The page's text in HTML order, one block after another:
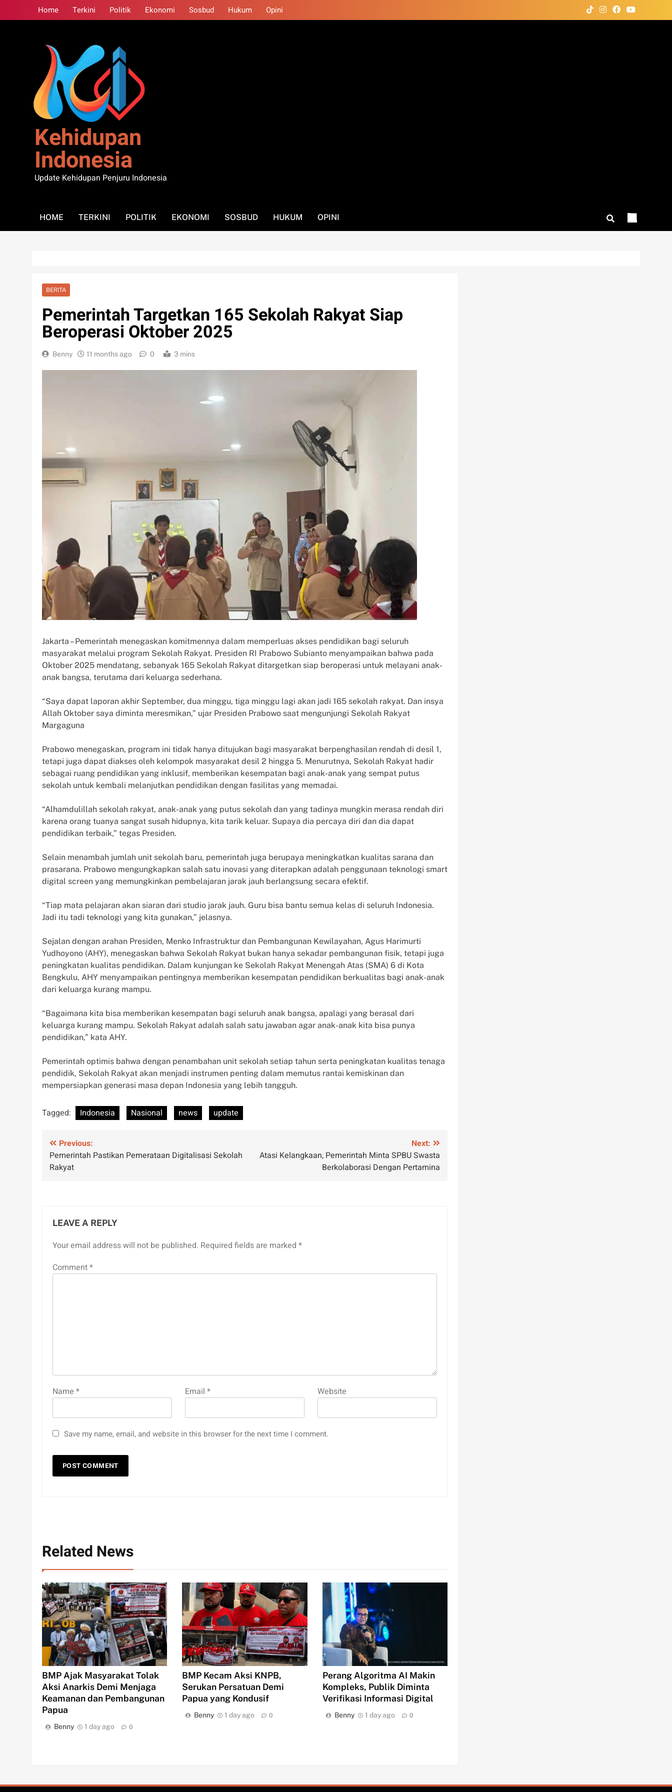
to
Home Terkini Politik Ekonomi Sosbud Hukum Opini
Kehidupan
Indonesia
Update Kehidupan Penjuru Indonesia
HOME TERKINI POLITIK EKONOMI SOSBUD HUKUM OPINI
BERITA
Pemerintah Targetkan 165 Sekolah Rakyat Siap
Beroperasi Oktober 2025
Benny 11 months ago 0 3 mins
Jakarta – Pemerintah menegaskan komitmennya dalam memperluas akses pendidikan bagi seluruh
masyarakat melalui program Sekolah Rakyat. Presiden RI Prabowo Subianto menyampaikan bahwa pada
Oktober 2025 mendatang, sebanyak 165 Sekolah Rakyat ditargetkan siap beroperasi untuk melayani anak-
anak bangsa, terutama dari keluarga sederhana.
“Saya dapat laporan akhir September, dua minggu, tiga minggu lagi akan jadi 165 sekolah rakyat. Dan insya
Allah Oktober saya diminta meresmikan,” ujar Presiden Prabowo saat mengunjungi Sekolah Rakyat
Margaguna
Prabowo menegaskan, program ini tidak hanya ditujukan bagi masyarakat berpenghasilan rendah di desil 1,
tetapi juga dapat diakses oleh kelompok masyarakat desil 2 hingga 5. Menurutnya, Sekolah Rakyat hadir
sebagai ruang pendidikan yang inklusif, memberikan kesempatan bagi anak-anak yang sempat putus
sekolah untuk kembali melanjutkan pendidikan dengan fasilitas yang memadai.
“Alhamdulillah sekolah rakyat, anak-anak yang putus sekolah dan yang tadinya mungkin merasa rendah diri
karena orang tuanya sangat susah hidupnya, kita tarik keluar. Supaya dia percaya diri dan dia dapat
pendidikan terbaik,” tegas Presiden.
Selain menambah jumlah unit sekolah baru, pemerintah juga berupaya meningkatkan kualitas sarana dan
prasarana. Prabowo mengungkapkan salah satu inovasi yang diterapkan adalah penggunaan teknologi smart
digital screen yang memungkinkan pembelajaran jarak jauh berlangsung secara efektif.
“Tiap mata pelajaran akan siaran dari studio jarak jauh. Guru bisa bantu semua kelas di seluruh Indonesia.
Jadi itu tadi teknologi yang kita gunakan,” jelasnya.
Sejalan dengan arahan Presiden, Menko Infrastruktur dan Pembangunan Kewilayahan, Agus Harimurti
Yudhoyono (AHY), menegaskan bahwa Sekolah Rakyat bukan hanya sekadar pembangunan fisik, tetapi juga
peningkatan kualitas pendidikan. Dalam kunjungan ke Sekolah Rakyat Menengah Atas (SMA) 6 di Kota
Bengkulu, AHY menyampaikan pentingnya memberikan kesempatan pendidikan berkualitas bagi anak-anak
dari keluarga kurang mampu.
“Bagaimana kita bisa memberikan kesempatan bagi seluruh anak bangsa, apalagi yang berasal dari
keluarga kurang mampu. Sekolah Rakyat adalah salah satu jawaban agar anak-anak kita bisa punya
pendidikan,” kata AHY.
Pemerintah optimis bahwa dengan penambahan unit sekolah setiap tahun serta peningkatan kualitas tenaga
pendidik, Sekolah Rakyat akan menjadi instrumen penting dalam memutus rantai kemiskinan dan
mempersiapkan generasi masa depan Indonesia yang lebih tangguh.
Tagged: Indonesia Nasional news update
Post
navigation
Previous:
Pemerintah Pastikan Pemerataan Digitalisasi Sekolah
Rakyat
Next:
Atasi Kelangkaan, Pemerintah Minta SPBU Swasta
Berkolaborasi Dengan Pertamina
LEAVE A REPLY
Your email address will not be published. Required fields are marked *
Comment*
Name * Email* Website
Save my name, email, and website in this browser for the next time I comment.
Related News
BMP Ajak Masyarakat Tolak
Aksi Anarkis Demi Menjaga
Keamanan dan Pembangunan
Papua
Benny 1 day ago 0
BMP Kecam Aksi KNPB,
Serukan Persatuan Demi
Papua yang Kondusif
Benny 1 day ago 0
Perang Algoritma AI Makin
Kompleks, Publik Diminta
Verifikasi Informasi Digital
Benny 1 day ago 0